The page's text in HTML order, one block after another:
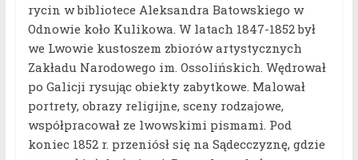
rycin w bibliotece Aleksandra Batowskiego w
Odnowie koło Kulikowa. W latach 1847-1852 był
we Lwowie kustoszem zbiorów artystycznych
Zakładu Narodowego im. Ossolińskich. Wędrował
po Galicji rysując obiekty zabytkowe. Malował
portrety, obrazy religijne, sceny rodzajowe,
współpracował ze lwowskimi pismami. Pod
koniec 1852 r. przeniósł się na Sądecczyznę, gdzie